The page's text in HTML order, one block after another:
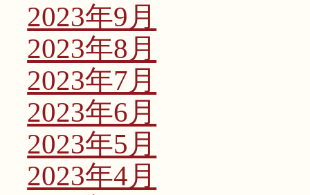
2023年9月
2023年8月
2023年7月
2023年6月
2023年5月
2023年4月